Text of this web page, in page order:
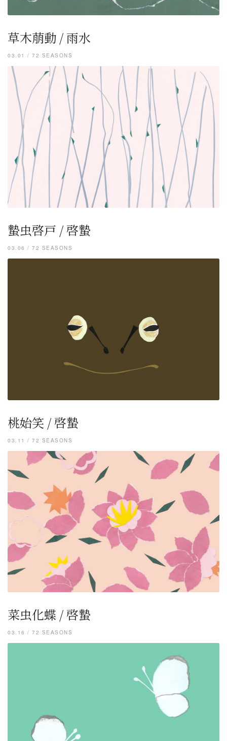
草木萠動 / 雨水
03.01 / 72 SEASONS
蟄虫啓戸 / 啓蟄
03.06 / 72 SEASONS
桃始笑 / 啓蟄
03.11 / 72 SEASONS
菜虫化蝶 / 啓蟄
03.16 / 72 SEASONS